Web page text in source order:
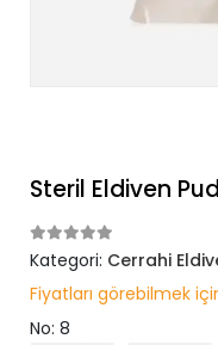
Steril Eldiven
Kategori: Cerrahi
Fiyatları görebilmek
No: 8